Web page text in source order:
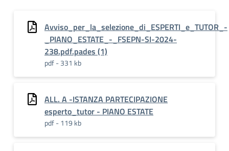
Avviso_per_la_selezione_di_ESPERTI_e_TUTOR_-
_PIANO_ESTATE_-_FSEPN-SI-2024-
238.pdf.pades (1)
pdf - 331 kb
ALL. A -ISTANZA PARTECIPAZIONE
esperto_tutor - PIANO ESTATE
pdf - 119 kb